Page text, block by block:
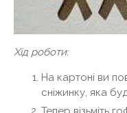
Хід роботи:
На картоні ви
сніжинку, яка